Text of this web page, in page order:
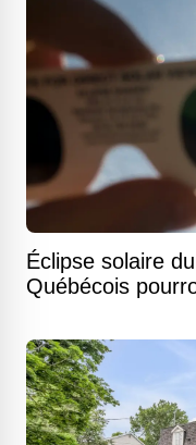
Éclipse solaire
Québécois